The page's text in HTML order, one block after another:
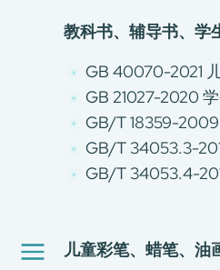
关于我们
我们的服务
消费品测试
绿色环保服务
CMA+
教科书、辅导书、学
GB 40070-2021
GB 21027-2020
GB/T 18359-
GB/T 34053.3-
GB/T 34053.4-
儿童彩笔、蜡笔、油